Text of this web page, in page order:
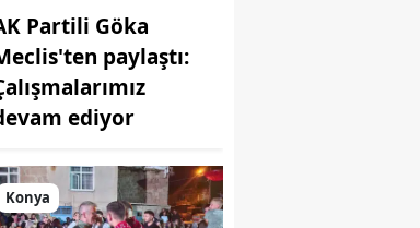
Partili Göka
paylaştı:
ediyor
Konya